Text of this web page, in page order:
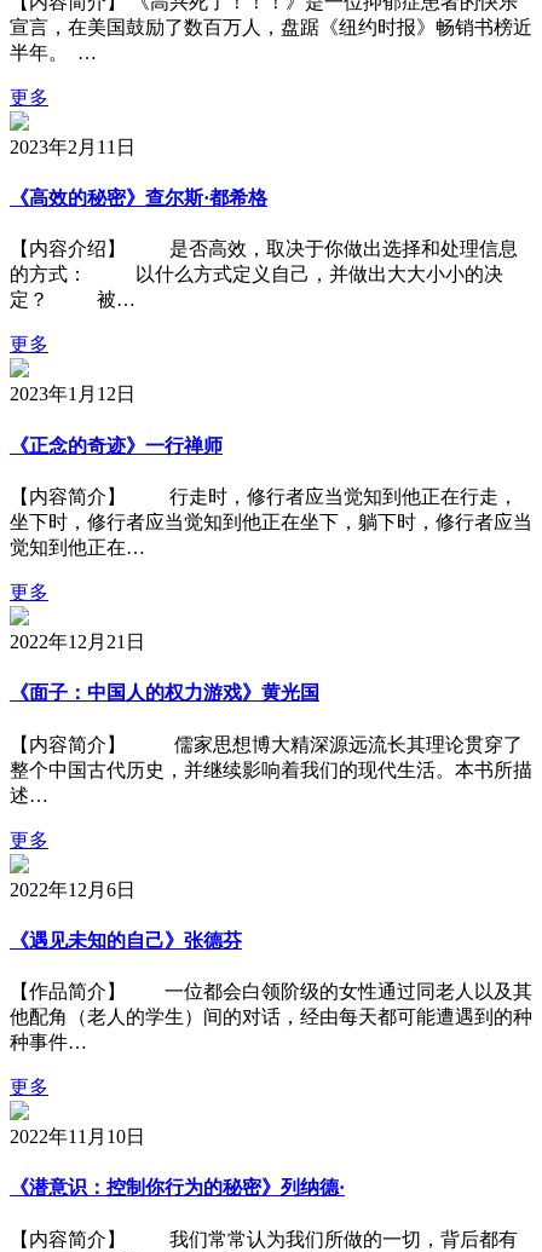
宣言，在美国鼓励了数百万人，盘踞《纽约时报》畅销书榜近
半年。 …
更多
2023年2月11日
《高效的秘密》查尔斯·都希格
【内容介绍】 是否高效，取决于你做出选择和处理信息
的方式： 以什么方式定义自己，并做出大大小小的决
定？ 被…
更多
2023年1月12日
《正念的奇迹》一行禅师
【内容简介】 行走时，修行者应当觉知到他正在行走，
坐下时，修行者应当觉知到他正在坐下，躺下时，修行者应当
觉知到他正在…
更多
2022年12月21日
《面子：中国人的权力游戏》黄光国
【内容简介】 儒家思想博大精深源远流长其理论贯穿了
整个中国古代历史，并继续影响着我们的现代生活。本书所描
述…
更多
2022年12月6日
《遇见未知的自己》张德芬
【作品简介】 一位都会白领阶级的女性通过同老人以及其
他配角（老人的学生）间的对话，经由每天都可能遭遇到的种
种事件…
更多
2022年11月10日
《潜意识：控制你行为的秘密》列纳德·
【内容简介】 我们常常认为我们所做的一切，背后都有